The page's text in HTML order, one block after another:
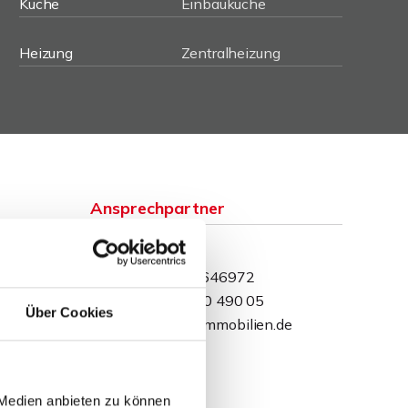
Über Cookies
anbieten zu können
Küche
Einbauküche
Heizung
Zentralheizung
Ansprechpartner
David Behrendt
Telefon: 015234646972
Telefax: 0571 870 490 05
dbehrendt@wb-immobilien.de